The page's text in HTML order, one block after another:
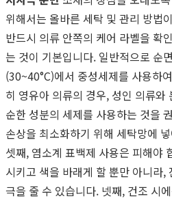
위해서는 올바른 세탁 및 관리 방법
반드시 의류 안쪽의 케어 라벨을 확
는 것이 기본입니다. 일반적으로 순
(30~40°C)에서 중성세제를 사용하
히 영유아 의류의 경우, 성인 의류와
순한 성분의 세제를 사용하는 것을
손상을 최소화하기 위해 세탁망에
셋째, 염소계 표백제 사용은 피해야
시키고 색을 바래게 할 뿐만 아니라,
극을 줄 수 있습니다. 넷째, 건조 시